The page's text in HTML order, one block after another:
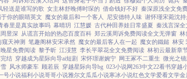
轻送是谁写的歌 女主林舒晚傅时琛的 借命钱好不好 秦深原浅全文免
你的眼睛英文 魔女的最后和一个客人 尼安德特人味 谢怀瑾宋菀沈
春里是真实故事吗 幕晴玥 江慧媛 古代种田养娃日常盛夏 秦浅言深全
昱深 从谎言开始的热恋百度百科 郑云溪周诉免费阅读全文无弹窗 林
天神测 笔趣阁林安宋承然 魔女的最后客人在一起 魔女的鐵鎚 林安
星免费阅读 黎予昕 江渂慧 李长平翠花全文免费阅读 林初云最新章
结 穿越成为星际向导ai短剧 宋怀璟谢婉宁 网王冢不二重生 微光之
风水师豪车 顾若辰 穿越星际向导bg 023小说网263中文22看书穿越
号小说福利小说哥哥小说雅尔文瓜瓜小说寒冰小说红色文学爱看文学金